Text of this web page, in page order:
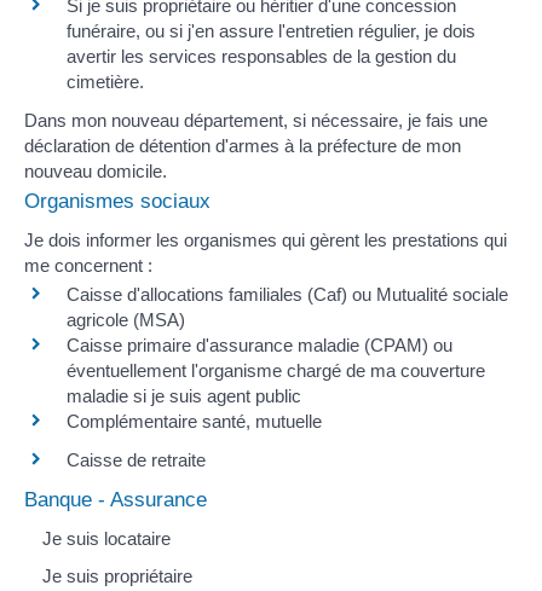
Si je suis propriétaire ou héritier d'une concession
funéraire, ou si j'en assure l'entretien régulier, je dois
avertir les services responsables de la gestion du
cimetière.
Dans mon nouveau département, si nécessaire, je fais une
déclaration de détention d'armes à la préfecture de mon
nouveau domicile.
Organismes sociaux
Je dois informer les organismes qui gèrent les prestations qui
me concernent :
Caisse d'allocations familiales (Caf) ou Mutualité sociale
agricole (MSA)
Caisse primaire d'assurance maladie (CPAM) ou
éventuellement l'organisme chargé de ma couverture
maladie si je suis agent public
Complémentaire santé, mutuelle
Caisse de retraite
Banque - Assurance
Je suis locataire
Je suis propriétaire